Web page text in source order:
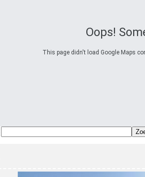
Oops!
This page didn't load Google Maps